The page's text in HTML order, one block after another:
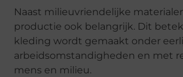
Naast milieuvriendelijke
productie ook belangrijk. Dit
kleding wordt gemaakt onder
arbeidsomstandigheden en met
mens en milieu.